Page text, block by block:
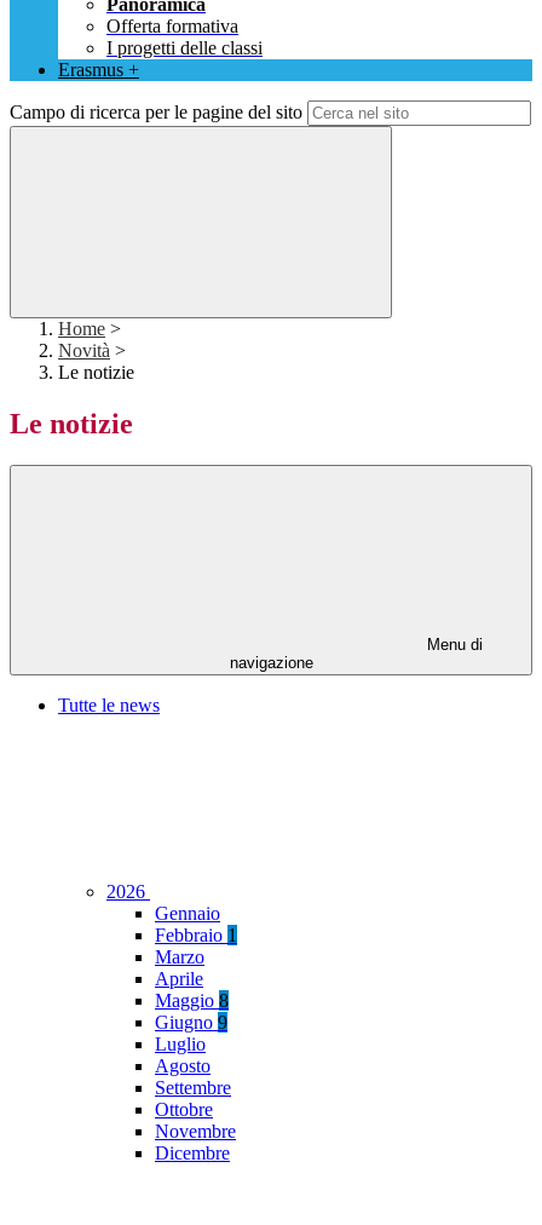
Panoramica
Offerta formativa
I progetti delle classi
Erasmus +
Campo di ricerca per le pagine del sito
Home >
Novità >
Le notizie
Le notizie
Menu di
navigazione
Tutte le news
2026
Gennaio
Febbraio 1
Marzo
Aprile
Maggio 8
Giugno 9
Luglio
Agosto
Settembre
Ottobre
Novembre
Dicembre